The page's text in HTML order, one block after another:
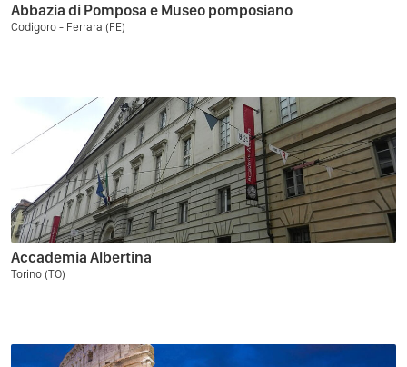
Abbazia di Pomposa e Museo pomposiano
Codigoro - Ferrara (FE)
Accademia Albertina
Torino (TO)